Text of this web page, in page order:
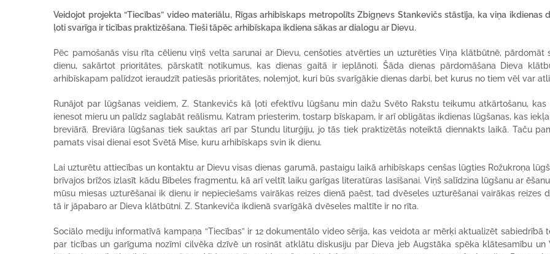
Veidojot projekta “Tiecības” video materiālu, Rīgas arhibīskaps metropolīts Zbigņevs Stankevičs stāstīja, ka viņa ikdienas
ļoti svarīga ir ticības praktizēšana. Tieši tāpēc arhibīskapa ikdiena sākas ar dialogu ar Dievu.
Pēc pamošanās visu rīta cēlienu viņš velta sarunai ar Dievu, cenšoties atvērties un uzturēties Viņa klātbūtnē, pārdomāt
dienu, sakārtot prioritātes, pārskatīt notikumus, kas dienas gaitā ir ieplānoti. Šāda dienas pārdomāšana Dieva
arhibīskapam palīdzot ieraudzīt patiesās prioritātes, nolemjot, kuri būs svarīgākie dienas darbi, bet kurus no tiem vēl var
Runājot par lūgšanas veidiem, Z. Stankevičs kā ļoti efektīvu lūgšanu min dažu Svēto Rakstu teikumu atkārtošanu, kas
ienesot mieru un palīdz saglabāt reālismu. Katram priesterim, tostarp bīskapam, ir arī obligātas ikdienas lūgšanas, kas
breviārā. Breviāra lūgšanas tiek sauktas arī par Stundu liturģiju, jo tās tiek praktizētās noteiktā diennakts laikā. Taču
pamats visai dienai esot Svētā Mise, kuru arhibīskaps svin ik dienu.
Lai uzturētu attiecības un kontaktu ar Dievu visas dienas garumā, pastaigu laikā arhibīskaps cenšas lūgties Rožukroņa
brīvajos brīžos izlasīt kādu Bībeles fragmentu, kā arī veltīt laiku garīgas literatūras lasīšanai. Viņš salīdzina lūgšanu ar
mūsu miesas uzturēšanai ik dienu ir nepieciešams vairākas reizes dienā paēst, tad dvēseles uzturēšanai vairākas reizes
tā ir jāpabaro ar Dieva klātbūtni. Z. Stankeviča ikdienā svarīgākā dvēseles maltīte ir no rīta.
Sociālo mediju informatīvā kampaņa “Tiecības” ir 12 dokumentālo video sērija, kas veidota ar mērķi aktualizēt sabiedrībā
par ticības un garīguma nozīmi cilvēka dzīvē un rosināt atklātu diskusiju par Dieva jeb Augstāka spēka klātesamību un